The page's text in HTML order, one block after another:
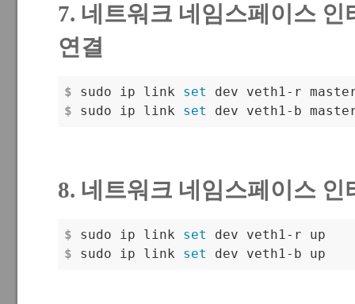
7. 네트워크 네임스페이스
연결
$ sudo ip link set
dev veth1-r
$ sudo ip link set dev veth1-b
8. 네트워크 네임스페이스 인
$ sudo ip link set
dev veth1-r up
$ sudo ip link set dev veth1-b up